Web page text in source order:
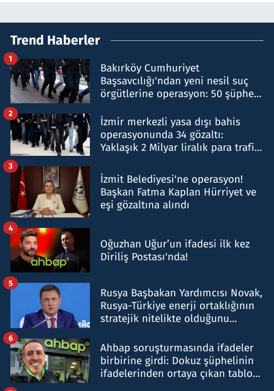
Trend Haberler
Bakırköy Cumhuriyet
Başsavcılığı'ndan yeni nesil suç
örgütlerine operasyon: 50 şüpheli
1
İzmir merkezli yasa dışı bahis
operasyonunda 34 gözaltı:
Yaklaşık 2 Milyar liralık para trafiği
2
İzmit Belediyesi'ne operasyon!
Başkan Fatma Kaplan Hürriyet ve
eşi gözaltına alındı
3
Oğuzhan Uğur’un ifadesi ilk kez
Diriliş Postası'nda!
4
Rusya Başbakan Yardımcısı Novak,
Rusya-Türkiye enerji ortaklığının
stratejik nitelikte olduğunu
5
Ahbap soruşturmasında ifadeler
birbirine girdi: Dokuz şüphelinin
ifadelerinden ortaya çıkan tablo
6